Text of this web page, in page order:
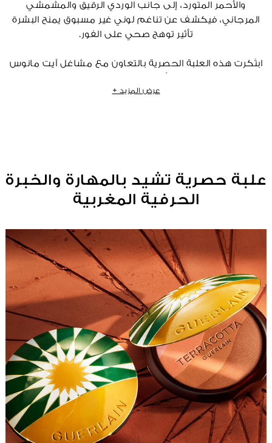
والأحمر المتورد، إلى جانب الوردي الرقيق والمشمشي
المرجاني، فيكشف عن تناغم لوني غير مسبوق يمنح البشرة
تأثير توهج صحي على الفور.
ابتُكرت هذه العلبة الحصرية بالتعاون مع مشاغل آيت مانوس
صيفي. يحرص هذا المصنِّع المغربي، الذي يحافظ على الخبرة
عرض المزيد +
علبة حصرية تشيد بالمهارة والخبرة
الحرفية المغربية